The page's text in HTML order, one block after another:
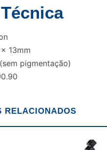
13mm
pigmentação)
RELACIONADOS